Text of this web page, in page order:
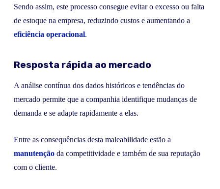
Sendo assim, este processo consegue evitar o excesso ou falta
de estoque na empresa, reduzindo custos e aumentando a
eficiência operacional.
Resposta rápida ao mercado
A análise contínua dos dados históricos e tendências do
mercado permite que a companhia identifique mudanças de
demanda e se adapte rapidamente a elas.
Entre as consequências desta maleabilidade estão a
manutenção da competitividade e também de sua reputação
com o cliente.